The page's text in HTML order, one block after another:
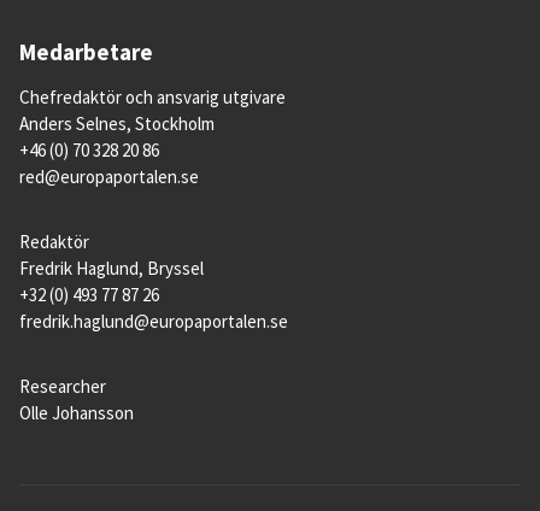
Medarbetare
Chefredaktör och ansvarig utgivare
Anders Selnes, Stockholm
+46 (0) 70 328 20 86
red@europaportalen.se
Redaktör
Fredrik Haglund, Bryssel
+32 (0) 493 77 87 26
fredrik.haglund@europaportalen.se
Researcher
Olle Johansson